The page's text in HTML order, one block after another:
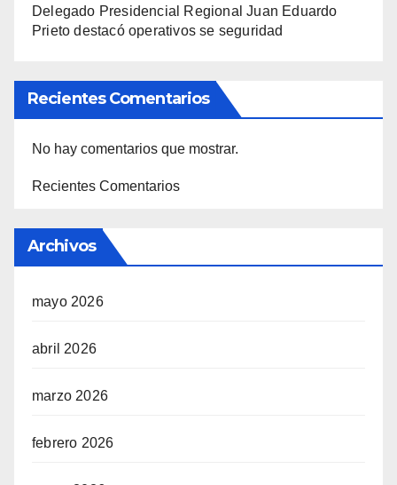
Delegado Presidencial Regional Juan Eduardo
Prieto destacó operativos se seguridad
Recientes Comentarios
No hay comentarios que mostrar.
Recientes Comentarios
Archivos
mayo 2026
abril 2026
marzo 2026
febrero 2026